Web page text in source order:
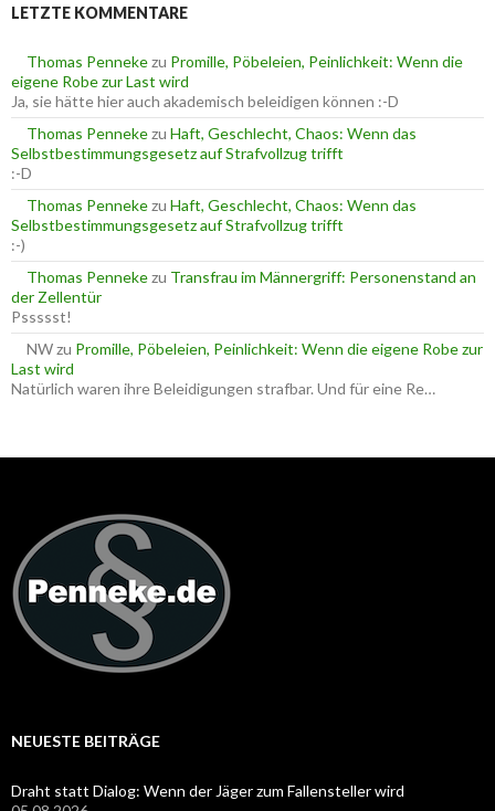
n
n
c
h
:
LETZTE KOMMENTARE
Thomas Pennekezu Promille, Pöbeleien, Peinlichkeit: Wenn die
eigene Robe zur Last wird
Ja, sie hätte hier auch akademisch beleidigen können :-D
Thomas Pennekezu Haft, Geschlecht, Chaos: Wenn das
Selbstbestimmungsgesetz auf Strafvollzug trifft
:-D
Thomas Pennekezu Haft, Geschlecht, Chaos: Wenn das
Selbstbestimmungsgesetz auf Strafvollzug trifft
:-)
Thomas Pennekezu Transfrau im Männergriff: Personenstand an
der Zellentür
Pssssst!
NWzu Promille, Pöbeleien, Peinlichkeit: Wenn die eigene Robe zur
Last wird
Natürlich waren ihre Beleidigungen strafbar. Und für eine Re…
NEUESTE BEITRÄGE
Draht statt Dialog: Wenn der Jäger zum Fallensteller wird